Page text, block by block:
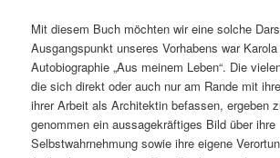
Mit diesem Buch möchten wir eine solche
Ausgangspunkt unseres Vorhabens war
Autobiographie „Aus meinem Leben“. Die
die sich direkt oder auch nur am Rande mit
ihrer Arbeit als Architektin befassen, ergeben
genommen ein aussagekräftiges Bild über ihre
Selbstwahrnehmung sowie ihre eigene